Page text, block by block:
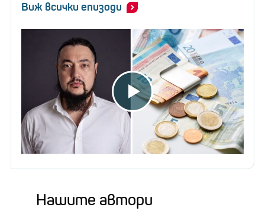
Виж всички епизоди
Нашите автори